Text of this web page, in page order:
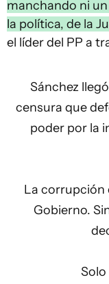
manchando ni
la política, de la
el líder del PP a
Sánchez
censura que
poder por la
La corrupción
Gobierno.